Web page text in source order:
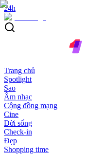
24h
Trang chủ
Spotlight
Sao
Âm nhạc
Cộng đồng mạng
Cine
Đời sống
Check-in
Đẹp
Shopping time